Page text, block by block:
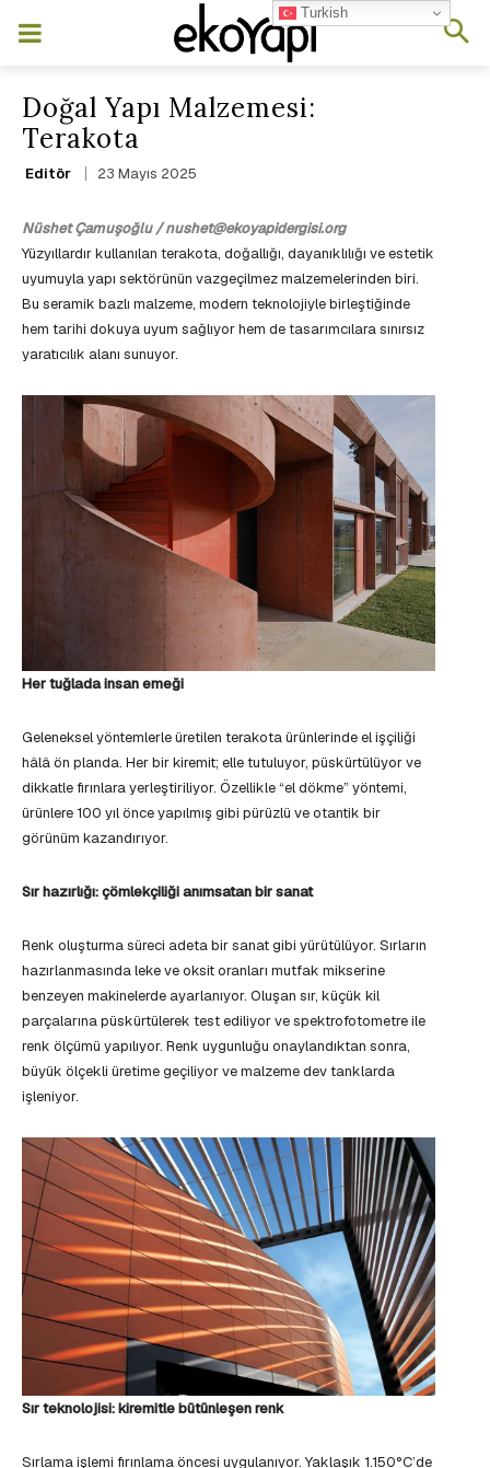
Doğal Yapı Malzemesi:
Terakota
Editör 23 Mayıs 2025
Nüshet Çamuşoğlu / nushet@ekoyapidergisi.org
Yüzyıllardır kullanılan terakota, doğallığı, dayanıklılığı ve estetik
uyumuyla yapı sektörünün vazgeçilmez malzemelerinden biri.
Bu seramik bazlı malzeme, modern teknolojiyle birleştiğinde
hem tarihi dokuya uyum sağlıyor hem de tasarımcılara sınırsız
yaratıcılık alanı sunuyor.
Her tuğlada insan emeği
Geleneksel yöntemlerle üretilen terakota ürünlerinde el işçiliği
hâlâ ön planda. Her bir kiremit; elle tutuluyor, püskürtülüyor ve
dikkatle fırınlara yerleştiriliyor. Özellikle “el dökme” yöntemi,
ürünlere 100 yıl önce yapılmış gibi pürüzlü ve otantik bir
görünüm kazandırıyor.
Sır hazırlığı: çömlekçiliği anımsatan bir sanat
Renk oluşturma süreci adeta bir sanat gibi yürütülüyor. Sırların
hazırlanmasında leke ve oksit oranları mutfak mikserine
benzeyen makinelerde ayarlanıyor. Oluşan sır, küçük kil
parçalarına püskürtülerek test ediliyor ve spektrofotometre ile
renk ölçümü yapılıyor. Renk uygunluğu onaylandıktan sonra,
büyük ölçekli üretime geçiliyor ve malzeme dev tanklarda
işleniyor.
Sır teknolojisi: kiremitle bütünleşen renk
Sırlama işlemi fırınlama öncesi uygulanıyor. Yaklaşık 1.150°C’de
Turkish